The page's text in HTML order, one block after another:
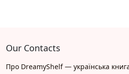
Our Contacts
Про DreamyShelf — українська